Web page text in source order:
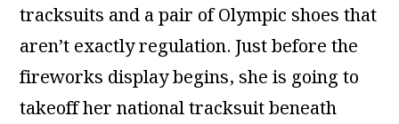
tracksuits and a pair of Olympic shoes that
aren’t exactly regulation. Just before the
fireworks display begins, she is going to
takeoff her national tracksuit beneath